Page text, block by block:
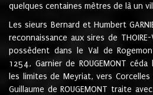
quelques centaines mètres de là un
Les sieurs Bernard et Humbert
reconnaissance aux sires de
possèdent dans le Val de
1254, Garnier de ROUGEMONT
les limites de Meyriat, vers
Guillaume de ROUGEMONT traite